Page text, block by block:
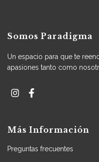
Somos Paradigma
Un espacio para que te
apasiones tanto como
Más Información
Preguntas frecuentes